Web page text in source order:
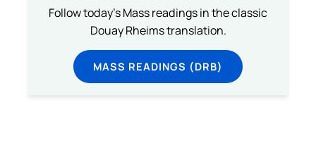
Follow today's Mass readings in the classic
Douay Rheims translation.
MASS READINGS (DRB)